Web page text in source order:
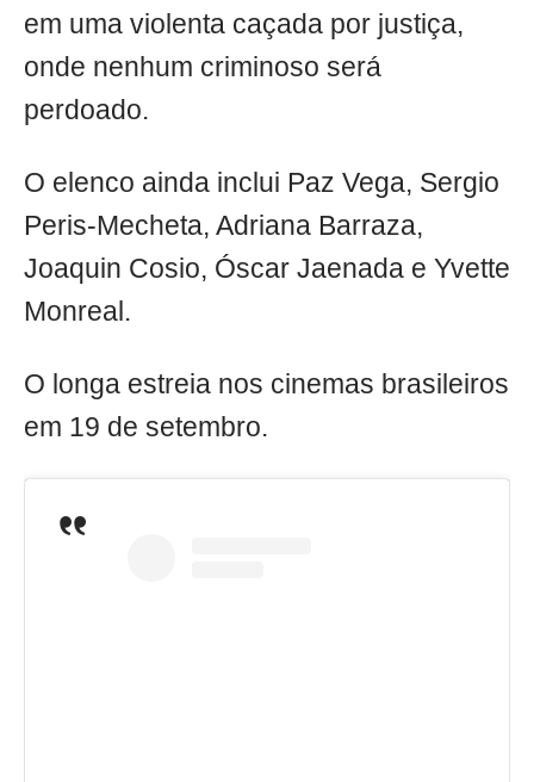
em uma violenta caçada por justiça,
onde nenhum criminoso será
perdoado.
O elenco ainda inclui Paz Vega, Sergio
Peris-Mecheta, Adriana Barraza,
Joaquin Cosio, Óscar Jaenada e Yvette
Monreal.
O longa estreia nos cinemas brasileiros
em 19 de setembro.